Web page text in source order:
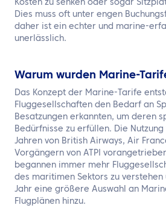
Kosten zu senken oder sogar
Dies muss oft unter engen
daher ist ein echter und marine-
unerlässlich.
Warum wurden Marine-
Das Konzept der Marine-Tarife
Fluggesellschaften den Bedarf an
Besatzungen erkannten, um deren
Bedürfnisse zu erfüllen. Die
Jahren von British Airways, Air
Vorgängern von ATPI
begannen immer mehr
des maritimen Sektors zu verstehen
Jahr eine größere Auswahl an
Flugplänen hinzu.